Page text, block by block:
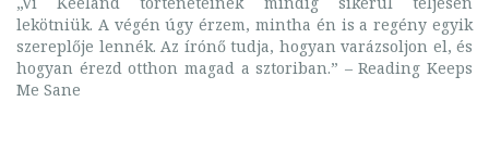
lekötniük. A végén úgy érzem, mintha én is a regény egyik
szereplője lennék. Az írónő tudja, hogyan varázsoljon el, és
hogyan érezd otthon magad a sztoriban.” – Reading Keeps
Me Sane